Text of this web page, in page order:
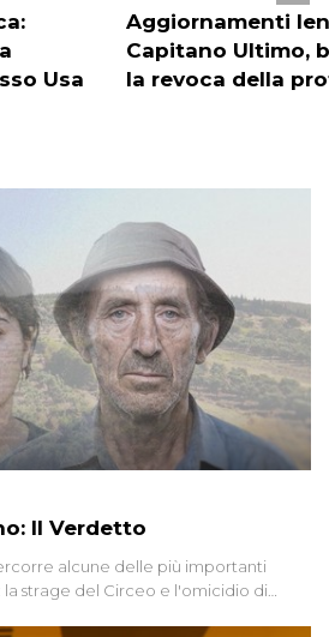
Usa
Aggiornamenti
Capitano Ultimo,
la revoca della
Il Verdetto
alcune delle più importanti
strage del Circeo e l'omicidio di